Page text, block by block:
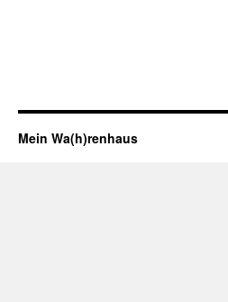
Mein Wa(h)renhaus